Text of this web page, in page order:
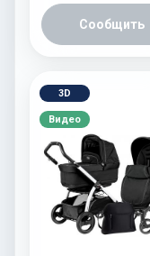
Сообщить
3D
Видео